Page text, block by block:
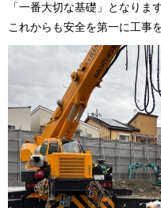
「一番大切な基礎」となります
これからも安全を第一に工事